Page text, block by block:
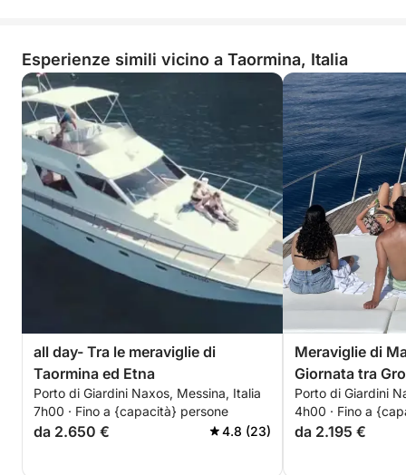
Esperienze simili vicino a Taormina, Italia
all day- Tra le meraviglie di
Taormina ed Etna
Porto di Giardini Naxos, Messina, Italia
7h00 · Fino a {capacità} persone
da 2.650 € 4.8 (23)
Meraviglie di
Giornata tra
Snorkeling a
Porto di Giardini
4h00 · Fino a
da 2.195 €